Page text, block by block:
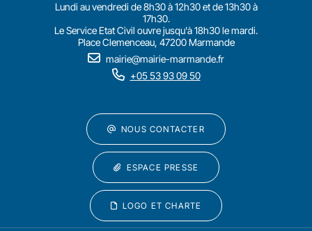
Lundi au vendredi de 8h30 à 12h30 et de 13h30 à
17h30.
Le Service Etat Civil ouvre jusqu'à 18h30 le mardi.
Place Clemenceau, 47200 Marmande
mairie@mairie-marmande.fr
+05 53 93 09 50
NOUS CONTACTER
ESPACE PRESSE
LOGO ET CHARTE